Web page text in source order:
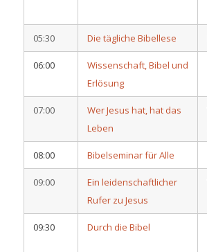
05:30 Die tägliche Bibellese
06:00
Wissenschaft, Bibel und
Erlösung
07:00
Wer Jesus hat, hat das
Leben
08:00 Bibelseminar für Alle
09:00
Ein leidenschaftlicher
Rufer zu Jesus
09:30 Durch die Bibel